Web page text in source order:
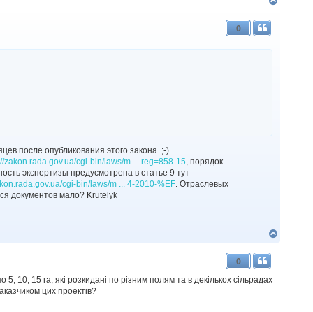
0
после опубликования этого закона. ;-)
zakon.rada.gov.ua/cgi-bin/laws/m ... reg=858-15 , порядок
экспертизы предусмотрена в статье 9 тут -
cgi-bin/laws/m ... 4-2010-%EF . Отраслевых
документов мало? Krutelyk
0
10, 15 га, які розкидані по різним полям та в декількох сільрадах
цих проектів?